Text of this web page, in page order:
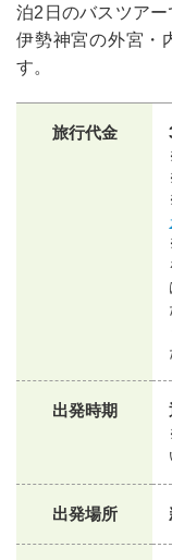
泊2日のバスツア
伊勢神宮の外宮・
す。
旅行代金
出発時期
出発場所